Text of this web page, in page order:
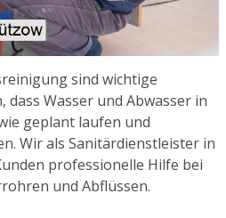
sind wichtige
dass Wasser und Abwasser in
geplant laufen und
Wir als Sanitärdienstleister in
professionelle Hilfe bei
und Abflüssen.